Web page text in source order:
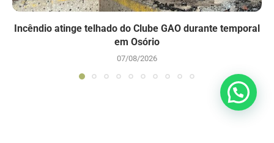
Incêndio atinge telhado do Clube GAO durante temporal
em Osório
07/08/2026